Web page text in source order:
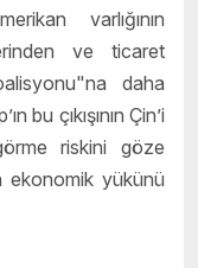
varlığının
ve ticaret
daha
bu çıkışının Çin’i
riskini göze
ekonomik yükünü